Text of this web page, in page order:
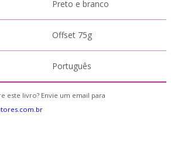
Preto e branco
Offset 75g
Português
este livro? Envie um email para